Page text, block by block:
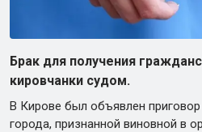
Брак для получения
кировчанки судом.
В Кирове был объявлен
города, признанной виновной в